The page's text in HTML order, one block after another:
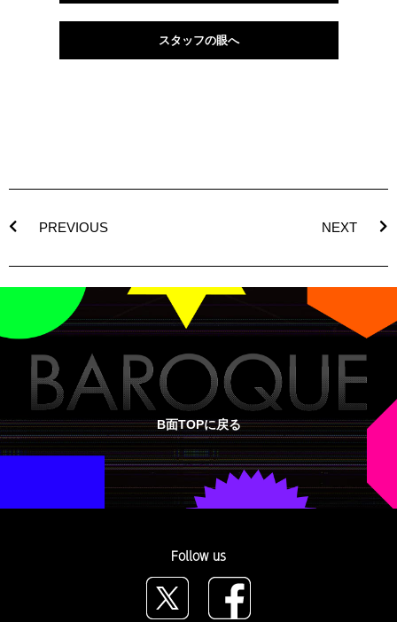
スタッフの眼へ
PREVIOUS NEXT
B面TOPに戻る
Follow us